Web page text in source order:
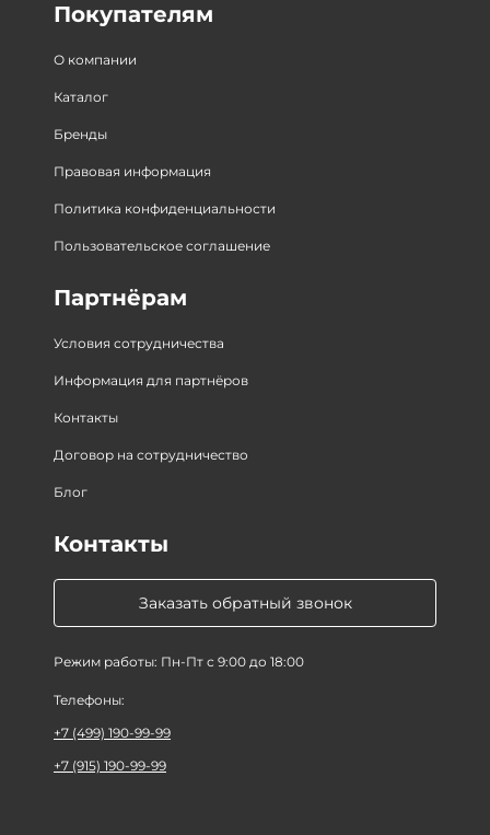
Покупателям
О компании
Каталог
Бренды
Правовая информация
Политика конфиденциальности
Пользовательское соглашение
Партнёрам
Условия сотрудничества
Информация для партнёров
Контакты
Договор на сотрудничество
Блог
Заказать обратный звонок
Режим работы: Пн-Пт с 9:00 до 18:00
Контакты
Телефоны:
+7 (499) 190-99-99
+7 (915) 190-99-99